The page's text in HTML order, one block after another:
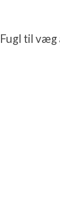
Fugl til